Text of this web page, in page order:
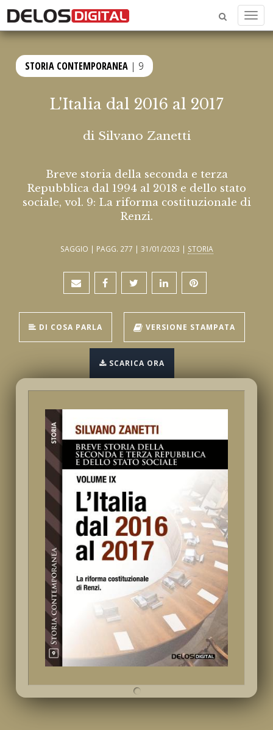
Menu
STORIA CONTEMPORANEA | 9
L'Italia dal 2016 al 2017
di Silvano Zanetti
Breve storia della seconda e terza
Repubblica dal 1994 al 2018 e dello stato
sociale, vol. 9: La riforma costituzionale di
Renzi.
SAGGIO | PAGG. 277 | 31/01/2023 | STORIA
DI COSA PARLA VERSIONE STAMPATA
SCARICA ORA